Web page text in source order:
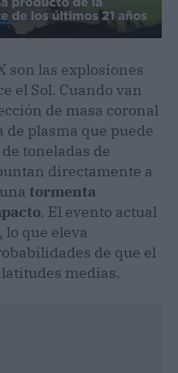
son las explosiones
el Sol. Cuando van
de masa coronal
plasma que puede
toneladas de
directamente a
tormenta
. El evento actual
lo que eleva
de que el
medias.